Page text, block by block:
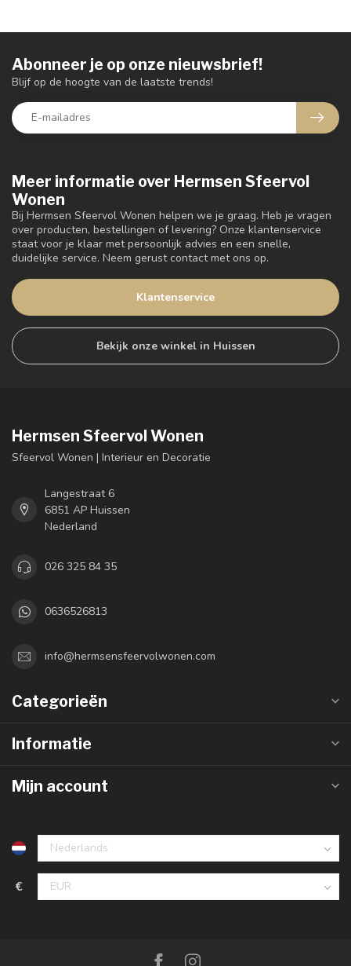
Meer informatie over Hermsen Sfeervol
Wonen
Bij Hermsen Sfeervol Wonen helpen we je graag. Heb je vragen
over producten, bestellingen of levering? Onze klantenservice
staat voor je klaar met persoonlijk advies en een snelle,
duidelijke service. Neem gerust contact met ons op.
Klantenservice
Bekijk onze winkel in Huissen
Abonneer je op onze nieuwsbrief!
Blijf op de hoogte van de laatste trends!
Hermsen Sfeervol Wonen
Sfeervol Wonen | Interieur en Decoratie
Langestraat 6
6851 AP Huissen
Nederland
026 325 84 35
0636526813
info@hermsensfeervolwonen.com
Categorieën
Informatie
Mijn account
€